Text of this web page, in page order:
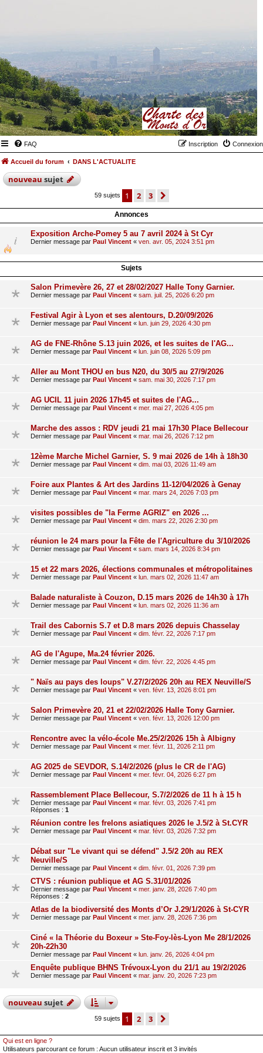
FAQ Connexion
Inscription
Accueil du forum DANS L'ACTUALITE
nouveausujet
59 sujets 1 2 3
Annonces
Exposition Arche-Pomey 5 au 7 avril 2024 à St Cyr
Dernier message par Paul Vincent « ven. avr. 05, 2024 3:51 pm
Sujets
Salon Primevère 26, 27 et 28/02/2027 Halle Tony Garnier.
Dernier message par Paul Vincent « sam. juil. 25, 2026 6:20 pm
Festival Agir à Lyon et ses alentours, D.20/09/2026
Dernier message par Paul Vincent « lun. juin 29, 2026 4:30 pm
AG de FNE-Rhône S.13 juin 2026, et les suites de l'AG...
Dernier message par Paul Vincent « lun. juin 08, 2026 5:09 pm
Aller au Mont THOU en bus N20, du 30/5 au 27/9/2026
Dernier message par Paul Vincent « sam. mai 30, 2026 7:17 pm
AG UCIL 11 juin 2026 17h45 et suites de l'AG...
Dernier message par Paul Vincent « mer. mai 27, 2026 4:05 pm
Marche des assos : RDV jeudi 21 mai 17h30 Place Bellecour
Dernier message par Paul Vincent « mar. mai 26, 2026 7:12 pm
12ème Marche Michel Garnier, S. 9 mai 2026 de 14h à 18h30
Dernier message par Paul Vincent « dim. mai 03, 2026 11:49 am
Foire aux Plantes & Art des Jardins 11-12/04/2026 à Genay
Dernier message par Paul Vincent « mar. mars 24, 2026 7:03 pm
visites possibles de "la Ferme AGRIZ" en 2026 ...
Dernier message par Paul Vincent « dim. mars 22, 2026 2:30 pm
réunion le 24 mars pour la Fête de l'Agriculture du 3/10/2026
Dernier message par Paul Vincent « sam. mars 14, 2026 8:34 pm
15 et 22 mars 2026, élections communales et métropolitaines
Dernier message par Paul Vincent « lun. mars 02, 2026 11:47 am
Balade naturaliste à Couzon, D.15 mars 2026 de 14h30 à 17h
Dernier message par Paul Vincent « lun. mars 02, 2026 11:36 am
Trail des Cabornis S.7 et D.8 mars 2026 depuis Chasselay
Dernier message par Paul Vincent « dim. févr. 22, 2026 7:17 pm
AG de l'Agupe, Ma.24 février 2026.
Dernier message par Paul Vincent « dim. févr. 22, 2026 4:45 pm
" Naïs au pays des loups" V.27/2/2026 20h au REX Neuville/S
Dernier message par Paul Vincent « ven. févr. 13, 2026 8:01 pm
Salon Primevère 20, 21 et 22/02/2026 Halle Tony Garnier.
Dernier message par Paul Vincent « ven. févr. 13, 2026 12:00 pm
Rencontre avec la vélo-école Me.25/2/2026 15h à Albigny
Dernier message par Paul Vincent « mer. févr. 11, 2026 2:11 pm
AG 2025 de SEVDOR, S.14/2/2026 (plus le CR de l'AG)
Dernier message par Paul Vincent « mer. févr. 04, 2026 6:27 pm
Rassemblement Place Bellecour, S.7/2/2026 de 11 h à 15 h
Dernier message par Paul Vincent « mar. févr. 03, 2026 7:41 pm
Réponses : 1
Réunion contre les frelons asiatiques 2026 le J.5/2 à St.CYR
Dernier message par Paul Vincent « mar. févr. 03, 2026 7:32 pm
Débat sur "Le vivant qui se défend" J.5/2 20h au REX
Neuville/S
Dernier message par Paul Vincent « dim. févr. 01, 2026 7:39 pm
CTVS : réunion publique et AG S.31/01/2026
Dernier message par Paul Vincent « mer. janv. 28, 2026 7:40 pm
Réponses : 2
Atlas de la biodiversité des Monts d’Or J.29/1/2026 à St-CYR
Dernier message par Paul Vincent « mer. janv. 28, 2026 7:36 pm
Ciné « la Théorie du Boxeur » Ste-Foy-lès-Lyon Me 28/1/2026
20h-22h30
Dernier message par Paul Vincent « lun. janv. 26, 2026 4:04 pm
Enquête publique BHNS Trévoux-Lyon du 21/1 au 19/2/2026
Dernier message par Paul Vincent « mar. janv. 20, 2026 7:23 pm
nouveausujet
59 sujets 1 2 3
Qui est en ligne ?
Utilisateurs parcourant ce forum : Aucun utilisateur inscrit et 3 invités